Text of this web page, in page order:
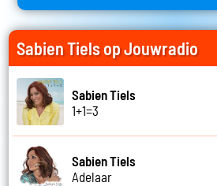
Sabien Tiels op Jouwradio
Sabien Tiels
1+1=3
Sabien Tiels
Adelaar